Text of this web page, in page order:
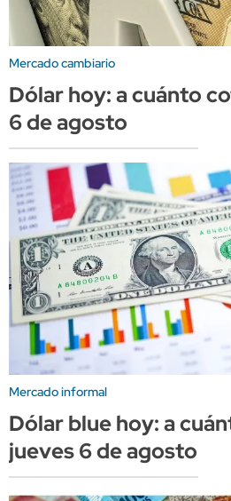
Mercado cambiario
Dólar hoy: a cuánto
6 de agosto
Mercado informal
Dólar blue hoy: a
jueves 6 de agosto